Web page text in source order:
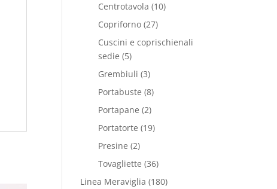
Centrotavola (10)
Copriforno (27)
Cuscini e coprischienali
sedie (5)
Grembiuli (3)
Portabuste (8)
Portapane (2)
Portatorte (19)
Presine (2)
Tovagliette (36)
Linea Meraviglia (180)